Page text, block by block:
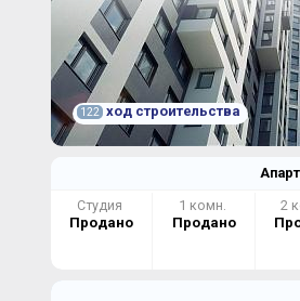
122 ход строительства
Студия
Продано
1 комн.
Продано
2